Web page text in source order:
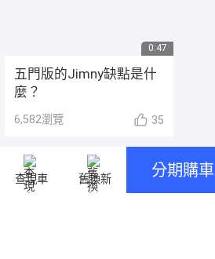
0:47
五門版的Jimny缺點是什
麼？
6,582瀏覽 35
查現車 舊換新 分期購車